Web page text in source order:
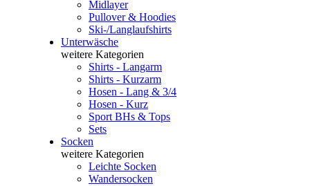
Midlayer
Pullover & Hoodies
Ski-/Langlaufshirts
Unterwäsche
weitere Kategorien
Shirts - Langarm
Shirts - Kurzarm
Hosen - Lang & 3/4
Hosen - Kurz
Sport BHs & Tops
Sets
Socken
weitere Kategorien
Leichte Socken
Wandersocken